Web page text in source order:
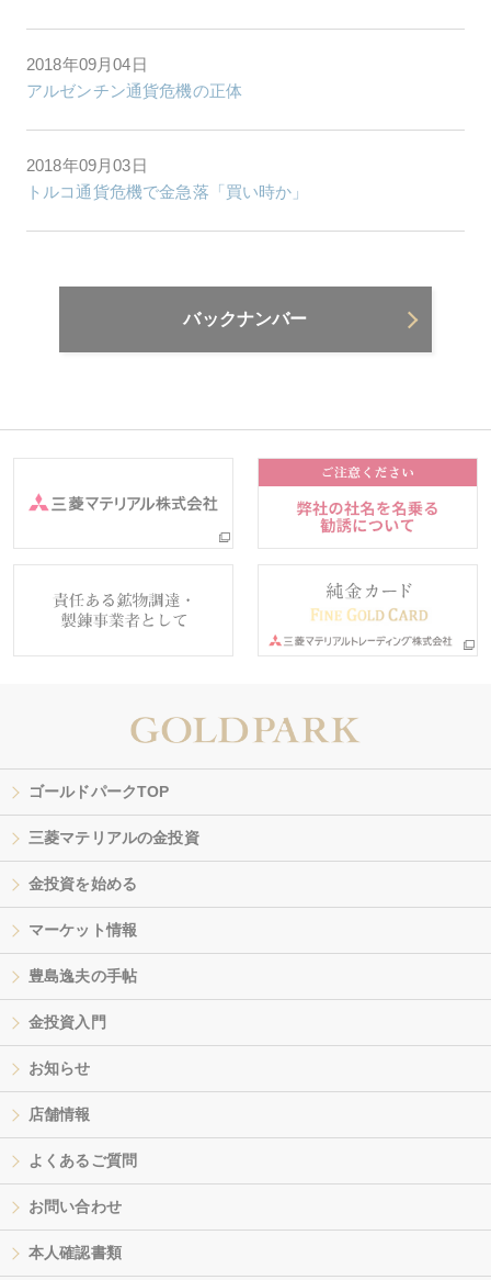
2018年09月04日
アルゼンチン通貨危機の正体
2018年09月03日
トルコ通貨危機で金急落「買い時か」
バックナンバー
ゴールドパークTOP
三菱マテリアルの金投資
金投資を始める
マーケット情報
豊島逸夫の手帖
金投資入門
お知らせ
店舗情報
よくあるご質問
お問い合わせ
本人確認書類